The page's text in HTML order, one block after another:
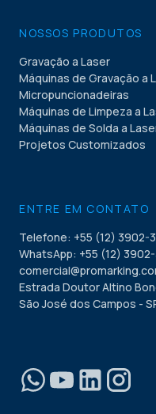
NOSSOS PRODUTOS
Gravação a Laser
Máquinas de Gravação a
Micropuncionadeiras
Máquinas de Limpeza a
Máquinas de Solda a
Projetos Customizados
ENTRE EM CONTATO
Telefone: +55 (12) 3902-
WhatsApp: +55 (12)
Estrada Doutor Altino
São José dos Campos -